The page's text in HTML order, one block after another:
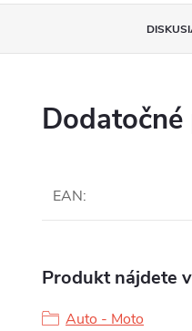
EAN:
Produkt nájdete
Auto - Moto